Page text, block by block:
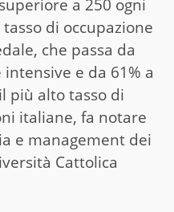
a 250 ogni
di occupazione
che passa da
e da 61% a
più alto tasso di
italiane, fa notare
e management dei
Cattolica